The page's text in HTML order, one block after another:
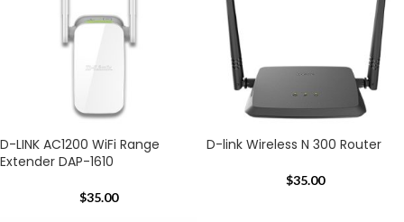
D-LINK AC1200 WiFi Range
Extender DAP-1610
$35.00
D-link Wireless N 300 Router
$35.00